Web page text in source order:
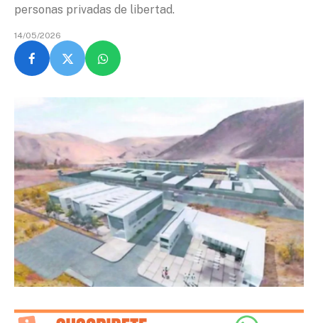
personas privadas de libertad.
14/05/2026